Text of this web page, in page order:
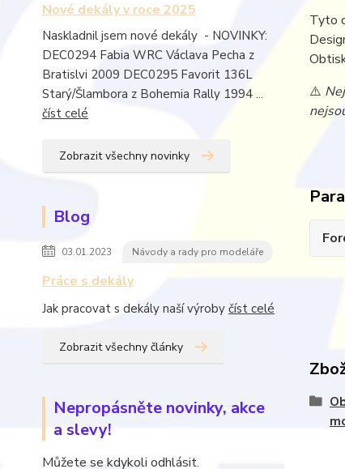
Nové dekály v roce 2025
Naskladnil jsem nové dekály - NOVINKY:
DEC0294 Fabia WRC Václava Pecha z
Bratislvi 2009 DEC0295 Favorit 136L
Starý/Šlambora z Bohemia Rally 1994 ...
číst celé
Zobrazit všechny novinky
Blog
03.01.2023 Návody a rady pro modeláře
Práce s dekály
Jak pracovat s dekály naší výroby číst celé
Zobrazit všechny články
Nepropásněte novinky, akce
a slevy!
Můžete se kdykoli odhlásit.
Tyto
⚠️